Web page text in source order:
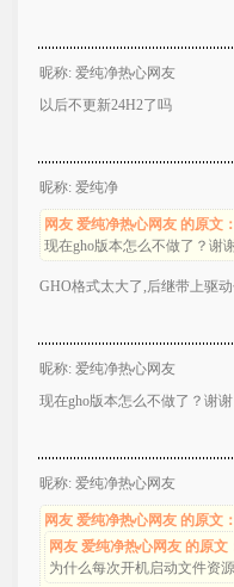
昵称: 爱纯净热心网友
以后不更新24H2了吗
昵称: 爱纯净
网友 爱纯净热心网友 的原文：
现在gho版本怎么不做了？谢
GHO格式太大了,后继带上驱
昵称: 爱纯净热心网友
现在gho版本怎么不做了？谢谢
昵称: 爱纯净热心网友
网友 爱纯净热心网友 的原文：
网友 爱纯净热心网友 的原文
为什么每次开机启动文件资